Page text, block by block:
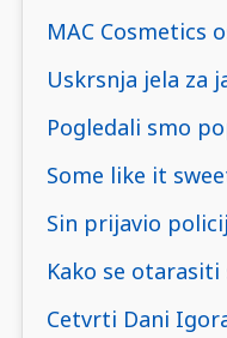
MAC Cosmetics
Uskrsnja jela za
Pogledali smo
Some like it
Sin prijavio
Kako se
Cetvrti Dani